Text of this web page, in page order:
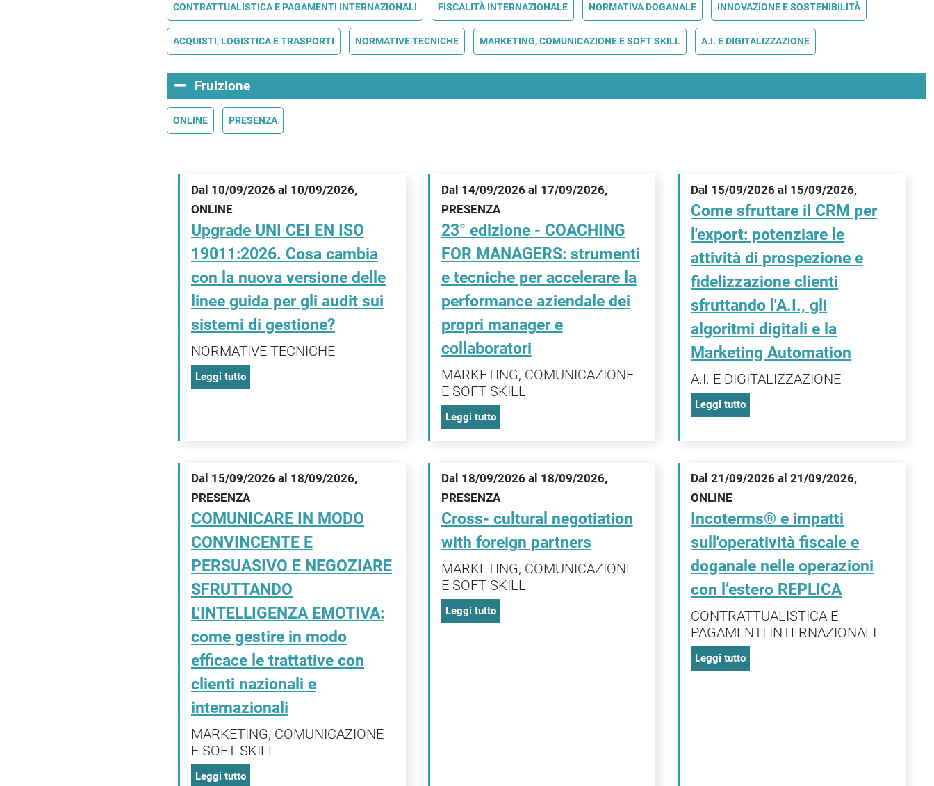
CONTRATTUALISTICA E PAGAMENTI INTERNAZIONALI FISCALITÀ INTERNAZIONALE NORMATIVA DOGANALE INNOVAZIONE E SOSTENIBILITÀ
ACQUISTI, LOGISTICA E TRASPORTI NORMATIVE TECNICHE MARKETING, COMUNICAZIONE E SOFT SKILL A.I. E DIGITALIZZAZIONE
Fruizione
ONLINE PRESENZA
Dal 10/09/2026 al 10/09/2026,
ONLINE
Upgrade UNI CEI EN ISO
19011:2026. Cosa cambia
con la nuova versione delle
linee guida per gli audit sui
sistemi di gestione?
NORMATIVE TECNICHE
Leggi tutto
Dal 14/09/2026 al 17/09/2026,
PRESENZA
23° edizione - COACHING
FOR MANAGERS: strumenti
e tecniche per accelerare la
performance aziendale dei
propri manager e
collaboratori
MARKETING, COMUNICAZIONE
E SOFT SKILL
Leggi tutto
Dal 15/09/2026 al 15/09/2026,
Come sfruttare il CRM per
l'export: potenziare le
attività di prospezione e
fidelizzazione clienti
sfruttando l'A.I., gli
algoritmi digitali e la
Marketing Automation
A.I. E DIGITALIZZAZIONE
Leggi tutto
Dal 15/09/2026 al 18/09/2026,
PRESENZA
COMUNICARE IN MODO
CONVINCENTE E
PERSUASIVO E NEGOZIARE
SFRUTTANDO
L'INTELLIGENZA EMOTIVA:
come gestire in modo
efficace le trattative con
clienti nazionali e
internazionali
MARKETING, COMUNICAZIONE
E SOFT SKILL
Leggi tutto
Dal 18/09/2026 al 18/09/2026,
PRESENZA
Cross- cultural negotiation
with foreign partners
MARKETING, COMUNICAZIONE
E SOFT SKILL
Leggi tutto
Dal 21/09/2026 al 21/09/2026,
ONLINE
Incoterms® e impatti
sull'operatività fiscale e
doganale nelle operazioni
con l’estero REPLICA
CONTRATTUALISTICA E
PAGAMENTI INTERNAZIONALI
Leggi tutto